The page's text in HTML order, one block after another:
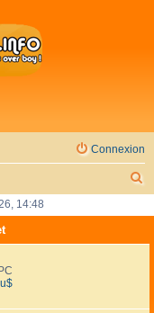
Connexion
h
14:48